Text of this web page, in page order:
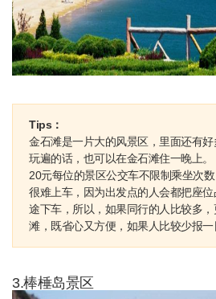
Tips：
金石滩是一片大的风景区，里面还有
玩遍的话，也可以在金石滩住一晚上。
20元每位的景区公交车不限制乘坐次
很难上车，因为出发点的人会都把座
途下车，所以，如果同行的人比较多
滩，既省心又方便，如果人比较少报一
3.棒棰岛景区